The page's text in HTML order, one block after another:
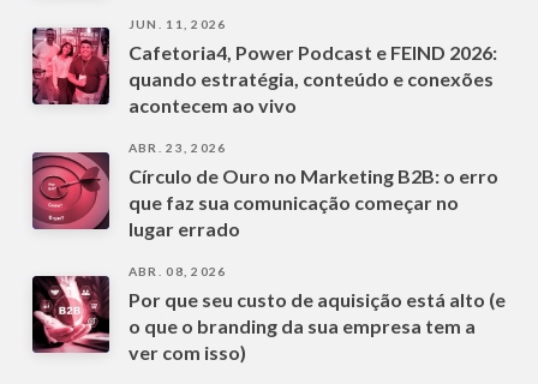
JUN. 11, 2026
Cafetoria4, Power Podcast e FEIND 2026:
quando estratégia, conteúdo e conexões
acontecem ao vivo
ABR. 23, 2026
Círculo de Ouro no Marketing B2B: o erro
que faz sua comunicação começar no
lugar errado
ABR. 08, 2026
Por que seu custo de aquisição está alto (e
o que o branding da sua empresa tem a
ver com isso)